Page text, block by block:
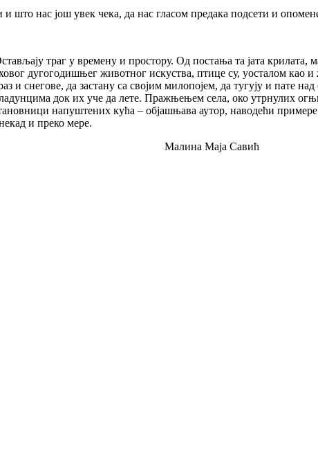
нас још увек чека, да нас гласом предака подсети и
траг у времену и простору. Од постања та јата крилата,
дугогодишњег животног искуства, птице су, уосталом као
и снегове, да застану са својим милопојем, да тугују и пате
док их уче да лете. Пражњењем села, око утрнулих
напуштених кућа – објашњава аутор, наводећи примере
и преко мере.
Савић